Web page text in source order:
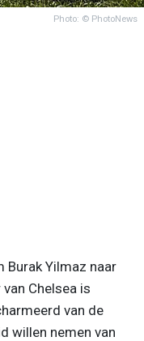
Photo: © PhotoNews
Yilmaz naar
Chelsea is
van de
willen nemen van